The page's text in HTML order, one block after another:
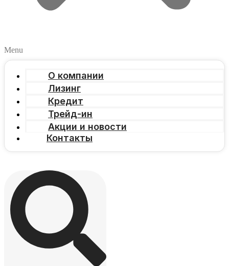
Menu
О компании
Лизинг
Кредит
Трейд-ин
Акции и новости
Контакты